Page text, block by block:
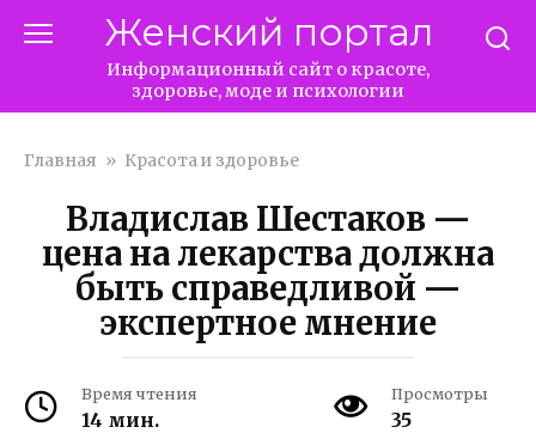
Женский портал
Информационный сайт о красоте,
здоровье, моде и психологии
Главная » Красота и здоровье
Владислав Шестаков —
цена на лекарства должна
быть справедливой —
экспертное мнение
Время чтения
14 мин.
Просмотры
35